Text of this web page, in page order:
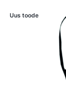
Uus toode